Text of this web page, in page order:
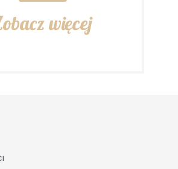
więcej